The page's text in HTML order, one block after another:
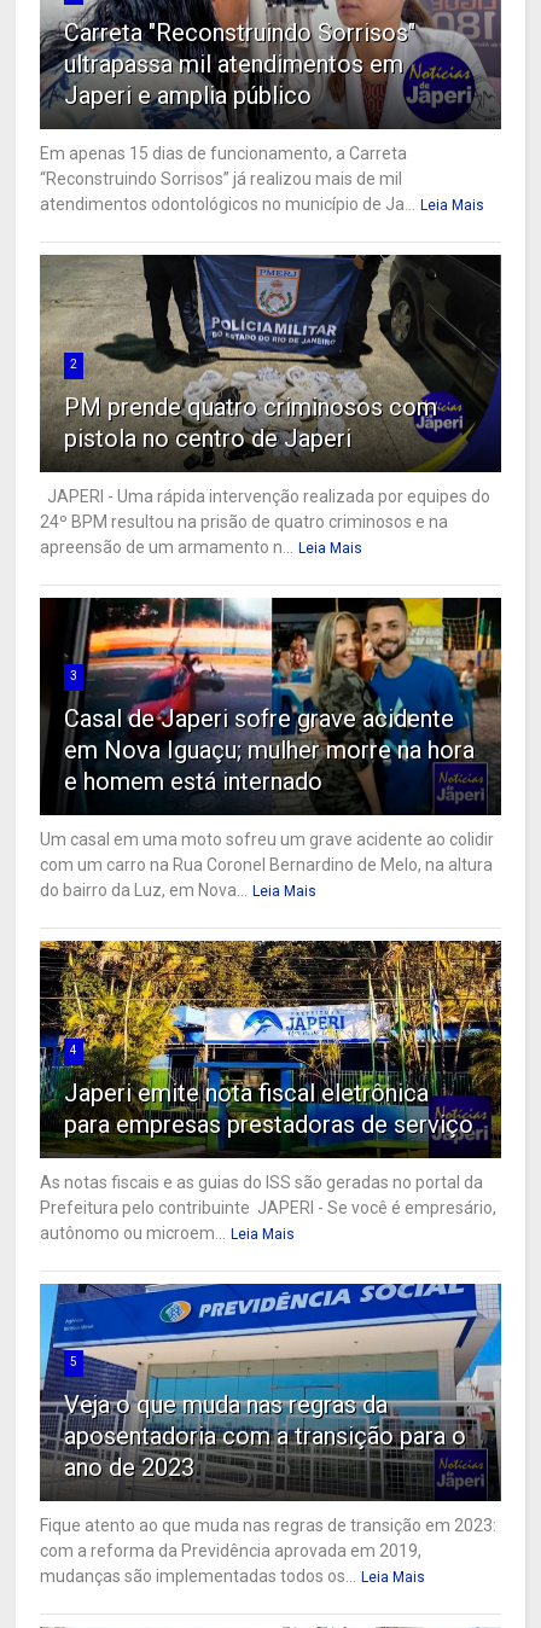
Carreta "Reconstruindo Sorrisos"
ultrapassa mil atendimentos em
Japeri e amplia público
Em apenas 15 dias de funcionamento, a Carreta
“Reconstruindo Sorrisos” já realizou mais de mil
atendimentos odontológicos no município de Ja...
Leia Mais
2
PM prende quatro criminosos com
pistola no centro de Japeri
JAPERI - Uma rápida intervenção realizada por equipes do
24º BPM resultou na prisão de quatro criminosos e na
apreensão de um armamento n...
Leia Mais
3
Casal de Japeri sofre grave acidente
em Nova Iguaçu; mulher morre na hora
e homem está internado
Um casal em uma moto sofreu um grave acidente ao colidir
com um carro na Rua Coronel Bernardino de Melo, na altura
do bairro da Luz, em Nova...
Leia Mais
4
Japeri emite nota fiscal eletrônica
para empresas prestadoras de serviço
As notas fiscais e as guias do ISS são geradas no portal da
Prefeitura pelo contribuinte JAPERI - Se você é empresário,
autônomo ou microem...
Leia Mais
5
Veja o que muda nas regras da
aposentadoria com a transição para o
ano de 2023
Fique atento ao que muda nas regras de transição em 2023:
com a reforma da Previdência aprovada em 2019,
mudanças são implementadas todos os...
Leia Mais